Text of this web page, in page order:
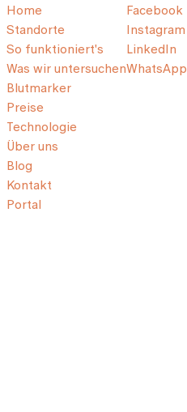
Home
Standorte
So funktioniert's
Was wir untersuchen
Blutmarker
Preise
Technologie
Über uns
Blog
Kontakt
Portal
Facebook
Instagram
LinkedIn
WhatsApp